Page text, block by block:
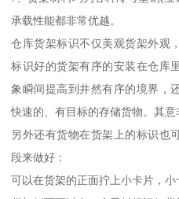
承载性能都非常优越。
仓库货架标识不仅美观货架外观
标识好的货架有序的安装在仓库
象瞬间提高到井然有序的境界，
快速的、有目标的存储货物。其意
另外还有货物在货架上的标识也
段来做好：
可以在货架的正面拧上小卡片，小